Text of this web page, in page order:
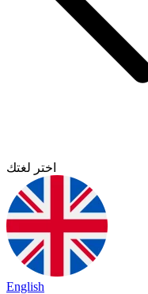
اختر لغتك
English